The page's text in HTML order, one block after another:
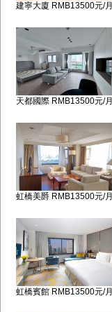
建寧大廈 RMB13500元/月
天都國際 RMB13500元/月
虹橋美爵 RMB13500元/月
虹橋賓館 RMB13500元/月